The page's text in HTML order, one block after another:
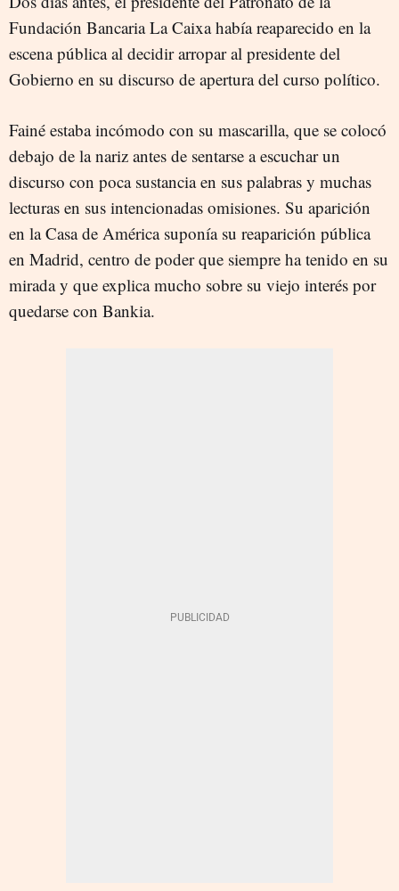
Fundación Bancaria La Caixa había reaparecido en la
escena pública al decidir arropar al presidente del
Gobierno en su discurso de apertura del curso político.
Fainé estaba incómodo con su mascarilla, que se colocó
debajo de la nariz antes de sentarse a escuchar un
discurso con poca sustancia en sus palabras y muchas
lecturas en sus intencionadas omisiones. Su aparición
en la Casa de América suponía su reaparición pública
en Madrid, centro de poder que siempre ha tenido en su
mirada y que explica mucho sobre su viejo interés por
quedarse con Bankia.